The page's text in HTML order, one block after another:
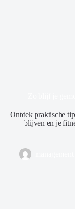
Ontdek praktische
blijven en je